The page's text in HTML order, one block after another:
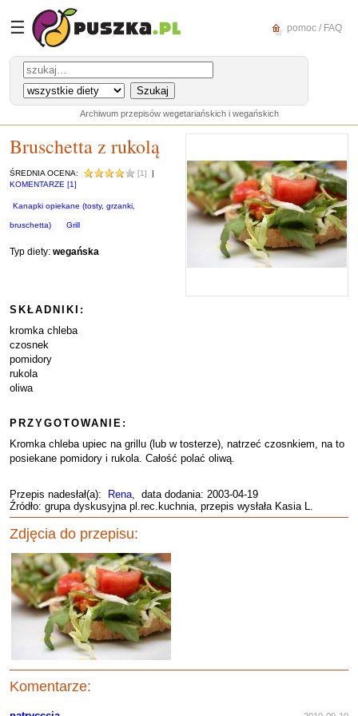
☰ pomoc / FAQ
Archiwum przepisów wegetariańskich i wegańskich
Bruschetta z rukolą
ŚREDNIA OCENA: [1]
|
KOMENTARZE [1]
Kanapki opiekane (tosty, grzanki,
bruschetta) Grill
Typ diety: wegańska
SKŁADNIKI:
kromka chleba
czosnek
pomidory
rukola
oliwa
PRZYGOTOWANIE:
Kromka chleba upiec na grillu (lub w tosterze), natrzeć czosnkiem, na to
posiekane pomidory i rukola. Całość polać oliwą.
Przepis nadesłał(a): Rena, data dodania: 2003-04-19
Źródło: grupa dyskusyjna pl.rec.kuchnia, przepis wysłała Kasia L.
Zdjęcia do przepisu:
Komentarze: